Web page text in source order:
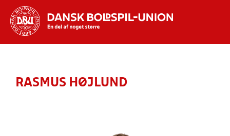
RASMUS HØJLUND